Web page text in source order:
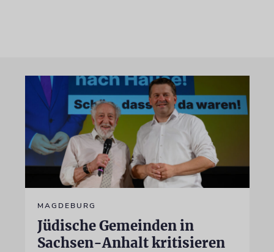
MAGDEBURG
Jüdische Gemeinden in
Sachsen-Anhalt kritisieren